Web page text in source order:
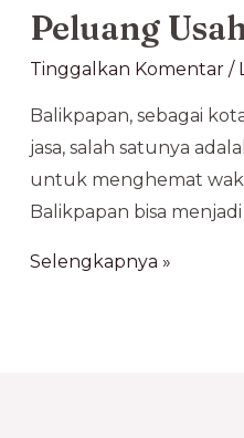
Peluang
Tinggalkan Komentar /
Balikpapan, sebagai
jasa, salah satunya
untuk menghemat
Balikpapan bisa
Selengkapnya »